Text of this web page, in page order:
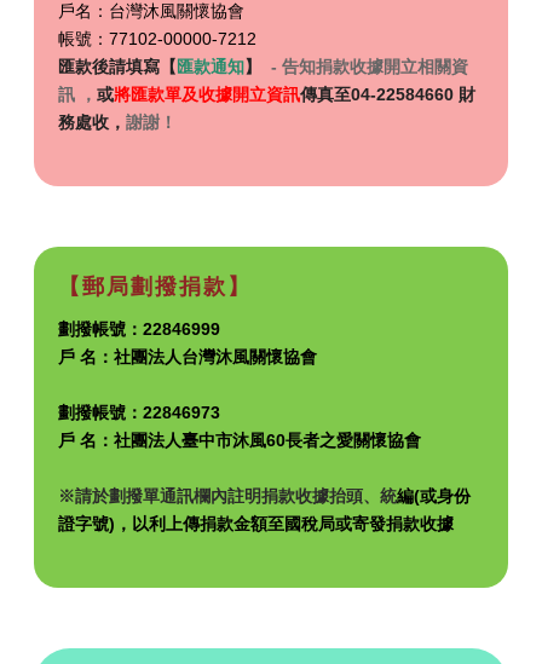
戶名：台灣沐風關懷協會
帳號：77102-00000-7212
匯款後請填寫【匯款通知】
- 告知捐款收據開立相關資
訊 ， 或將匯款單及收據開立資訊傳真至04-22584660 財
務處收 ， 謝謝！
【郵局劃撥捐款】
劃撥帳號：22846999
戶 名：社團法人台灣沐風關懷協會
劃撥帳號：22846973
戶 名：社團法人臺中市沐風60長者之愛關懷協會
※請於劃撥單通訊欄內註明捐款收據抬頭、統編(或身份
證字號)，以利上傳捐款金額至國稅局或寄發捐款收據